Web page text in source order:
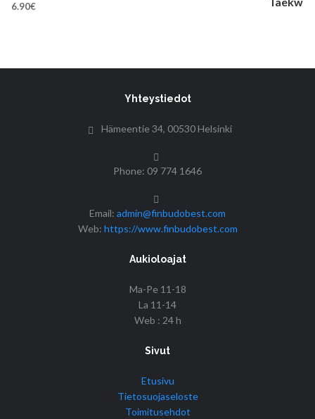
6.90€
Yhteystiedot
Hämeentie 34, 00530 Helsinki
Phone: 09 774 1646
Email: admin@finbudobest.com
Web: https://www.finbudobest.com
Aukioloajat
Ma-Pe 11-18
La 11-14
Web : 24 h
Sivut
Etusivu
Tietosuojaseloste
Toimitusehdot